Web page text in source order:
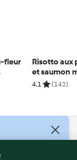
fleur
Risotto aux
et saumon
4.1 (142)